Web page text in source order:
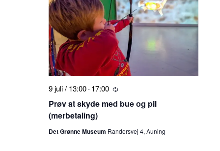
Prøv at skyde med bue og pil
(merbetaling)
9 juli / 13:00- 17:00 Tilbagevendende
Det Grønne Museum Randersvej 4, Auning